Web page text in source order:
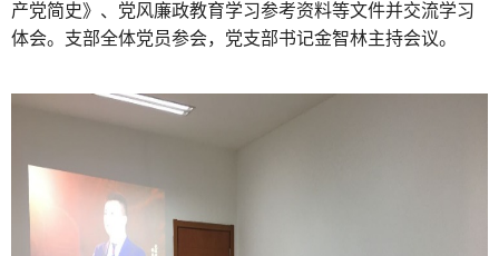
产党简史》、党风廉政教育学习参考资料等文件并交流学习
体会。支部全体党员参会，党支部书记金智林主持会议。